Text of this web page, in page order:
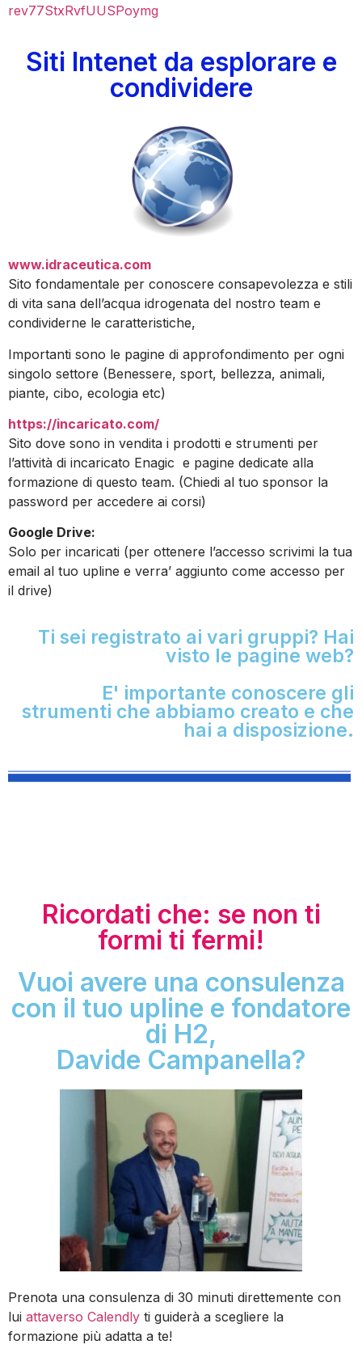
rev77StxRvfUUSPoymg
Siti Intenet da esplorare e
condividere
www.idraceutica.com
Sito fondamentale per conoscere consapevolezza e stili
di vita sana dell’acqua idrogenata del nostro team e
condividerne le caratteristiche,
Importanti sono le pagine di approfondimento per ogni
singolo settore (Benessere, sport, bellezza, animali,
piante, cibo, ecologia etc)
https://incaricato.com/
Sito dove sono in vendita i prodotti e strumenti per
l’attività di incaricato Enagic e pagine dedicate alla
formazione di questo team. (Chiedi al tuo sponsor la
password per accedere ai corsi)
Google Drive:
Solo per incaricati (per ottenere l’accesso scrivimi la tua
email al tuo upline e verra’ aggiunto come accesso per
il drive)
Ti sei registrato ai vari gruppi? Hai
visto le pagine web?
E' importante conoscere gli
strumenti che abbiamo creato e che
hai a disposizione.
Ricordati che: se non ti
formi ti fermi!
Vuoi avere una consulenza
con il tuo upline e fondatore
di H2,
Davide Campanella?
Prenota una consulenza di 30 minuti direttemente con
lui attaverso Calendly ti guiderà a scegliere la
formazione più adatta a te!